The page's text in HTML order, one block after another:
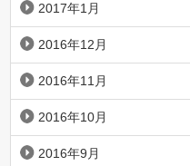
2017年1月
2016年12月
2016年11月
2016年10月
2016年9月